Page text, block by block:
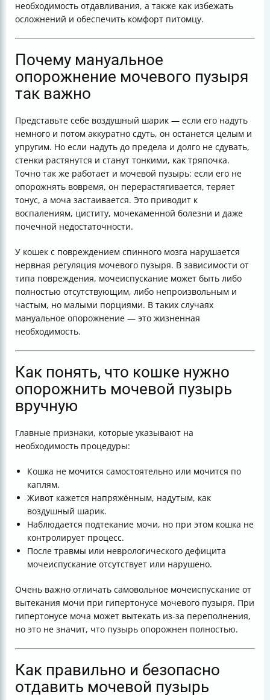
Итог
Полезные ссылки
необходимость отдавливания, а также как избежать
осложнений и обеспечить комфорт питомцу.
Почему мануальное
опорожнение мочевого пузыря
так важно
Представьте себе воздушный шарик — если его надуть
немного и потом аккуратно сдуть, он останется целым и
упругим. Но если надуть до предела и долго не сдувать,
стенки растянутся и станут тонкими, как тряпочка.
Точно так же работает и мочевой пузырь: если его не
опорожнять вовремя, он перерастягивается, теряет
тонус, а моча застаивается. Это приводит к
воспалениям, циститу, мочекаменной болезни и даже
почечной недостаточности.
У кошек с повреждением спинного мозга нарушается
нервная регуляция мочевого пузыря. В зависимости от
типа повреждения, мочеиспускание может быть либо
полностью отсутствующим, либо непроизвольным и
частым, но малыми порциями. В таких случаях
мануальное опорожнение — это жизненная
необходимость.
Как понять, что кошке нужно
опорожнить мочевой пузырь
вручную
Главные признаки, которые указывают на
необходимость процедуры:
Кошка не мочится самостоятельно или мочится по
каплям.
Живот кажется напряжённым, надутым, как
воздушный шарик.
Наблюдается подтекание мочи, но при этом кошка не
контролирует процесс.
После травмы или неврологического дефицита
мочеиспускание отсутствует или нарушено.
Очень важно отличать самовольное мочеиспускание от
вытекания мочи при гипертонусе мочевого пузыря. При
гипертонусе моча может вытекать из-за переполнения,
но это не значит, что пузырь опорожнен полностью.
Как правильно и безопасно
отдавить мочевой пузырь